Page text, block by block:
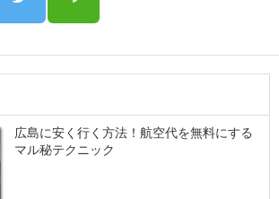
広島に安く行く方法！航空代を無料にする
マル秘テクニック